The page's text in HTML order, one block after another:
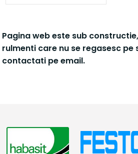
Pagina web este sub
rulmenti care nu se regasesc pe
contactati pe email.